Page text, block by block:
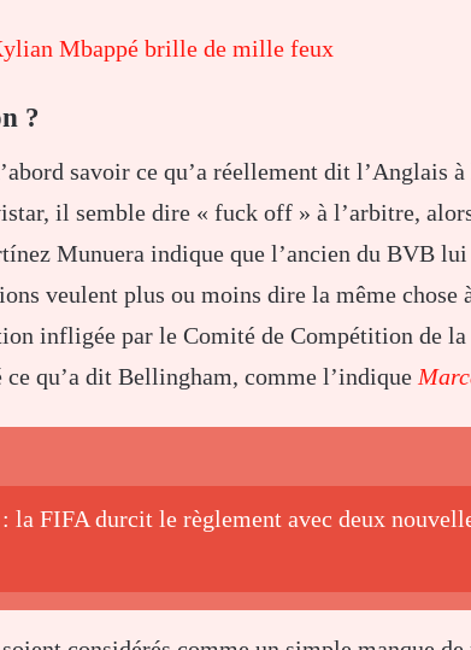
Mbappé brille de mille feux
?
savoir ce qu’a réellement dit l’Anglais
il semble dire « fuck off » à l’arbitre,
Munuera indique que l’ancien du BVB
veulent plus ou moins dire la même chose
infligée par le Comité de Compétition de la
qu’a dit Bellingham, comme l’indique
la FIFA durcit le règlement avec deux